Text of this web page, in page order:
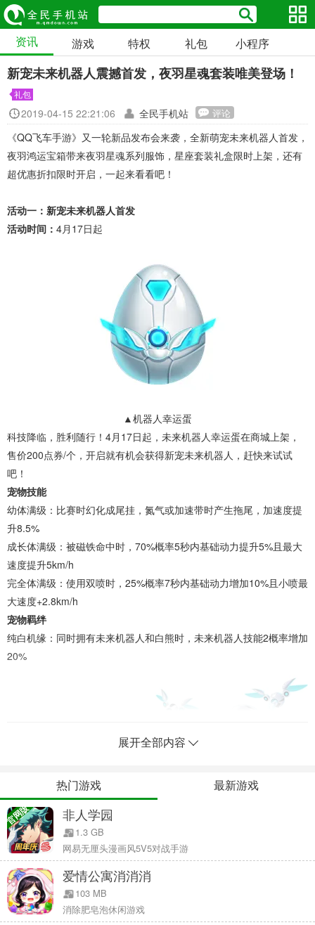
资讯 游戏 特权 礼包 小程序
新宠未来机器人震撼首发，夜羽星魂套装唯美登场！
礼包
2019-04-15 22:21:06 全民手机站 评论
《QQ飞车手游》又一轮新品发布会来袭，全新萌宠未来机器人首发，
夜羽鸿运宝箱带来夜羽星魂系列服饰，星座套装礼盒限时上架，还有
超优惠折扣限时开启，一起来看看吧！
活动一：新宠未来机器人首发
活动时间： 4月17日起
▲机器人幸运蛋
科技降临，胜利随行！4月17日起，未来机器人幸运蛋在商城上架，
售价200点券/个，开启就有机会获得新宠未来机器人，赶快来试试
吧！
宠物技能
幼体满级：比赛时幻化成尾挂，氮气或加速带时产生拖尾，加速度提
升8.5%
成长体满级：被磁铁命中时，70%概率5秒内基础动力提升5%且最大
速度提升5km/h
完全体满级：使用双喷时，25%概率7秒内基础动力增加10%且小喷最
大速度+2.8km/h
宠物羁绊
纯白机缘：同时拥有未来机器人和白熊时，未来机器人技能2概率增加
20%
▲未来机器人
你心中的未来是什么样？高速飞行器，时光穿梭，或者不再有病痛。
但是所有人描绘的关于未来的场景中，一定少不了机器人的身影。
《QQ飞车手游》全新萌宠驾到，可爱的长相，强大的程序，设计师还
赋予了它可爱俏皮的性格，未来机器人将会成为车手们在赛场上的全
展开全部内容
热门游戏 最新游戏
官网版 非人学园
1.3 GB
网易无厘头漫画风5V5对战手游
爱情公寓消消消
103 MB
消除肥皂泡休闲游戏